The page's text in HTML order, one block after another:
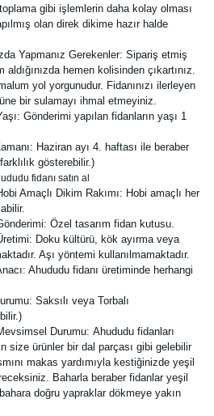
gibi işlemlerin daha kolay olması
olan direk dikime hazır halde
Yapmanız Gerekenler: Sipariş etmiş
hemen kolisinden çıkartınız.
yol yorgunudur. Fidanınızı ilerleyen
bir sulamayı ihmal etmeyiniz.
Gönderimi yapılan fidanların yaşı 1
Haziran ayı 4. haftası ile beraber
gösterebilir.)
Amaçlı Dikim Rakımı: Hobi amaçlı her
Özel tasarım fidan kutusu.
Doku kültürü, kök ayırma veya
Aşı yöntemi kullanılmamaktadır.
Ahududu fidanı üretiminde herhangi
Saksılı veya Torbalı
Durumu: Ahududu fidanları
size ürünler bir dal parçası gibi gelebilir
makas yardımıyla kestiğinizde yeşil
Baharla beraber fidanlar yeşil
doğru yapraklar dökmeye yakın